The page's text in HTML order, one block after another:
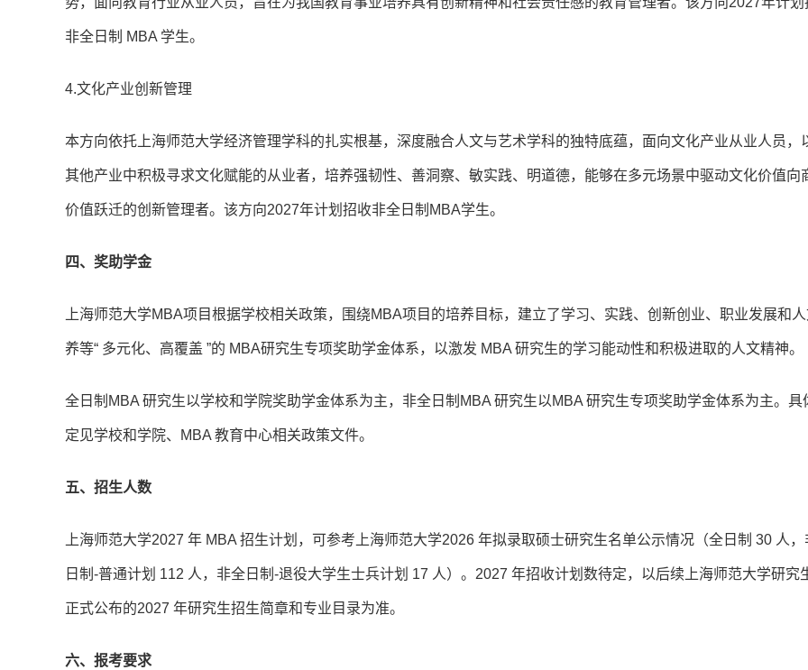
非全日制 MBA 学生。
4.文化产业创新管理
本方向依托上海师范大学经济管理学科的扎实根基，深度融合人文与艺术学科的独特底蕴，面向文化产业从业人员，
其他产业中积极寻求文化赋能的从业者，培养强韧性、善洞察、敏实践、明道德，能够在多元场景中驱动文化价值向
价值跃迁的创新管理者。该方向2027年计划招收非全日制MBA学生。
四、奖助学金
上海师范大学MBA项目根据学校相关政策，围绕MBA项目的培养目标，建立了学习、实践、创新创业、职业发展和
养等“ 多元化、高覆盖 ”的 MBA研究生专项奖助学金体系，以激发 MBA 研究生的学习能动性和积极进取的人文精神。
全日制MBA 研究生以学校和学院奖助学金体系为主，非全日制MBA 研究生以MBA 研究生专项奖助学金体系为主。具
定见学校和学院、MBA 教育中心相关政策文件。
五、招生人数
上海师范大学2027 年 MBA 招生计划，可参考上海师范大学2026 年拟录取硕士研究生名单公示情况（全日制 30 人，
日制-普通计划 112 人，非全日制-退役大学生士兵计划 17 人）。2027 年招收计划数待定，以后续上海师范大学研究
正式公布的2027 年研究生招生简章和专业目录为准。
六、报考要求